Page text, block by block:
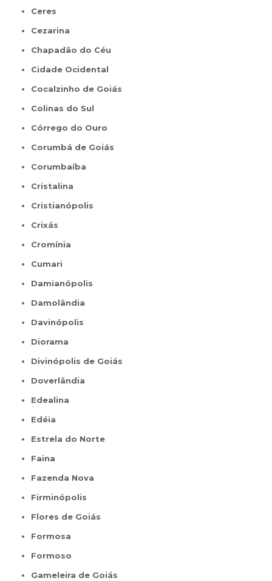
Ceres
Cezarina
Chapadão do Céu
Cidade Ocidental
Cocalzinho de Goiás
Colinas do Sul
Córrego do Ouro
Corumbá de Goiás
Corumbaíba
Cristalina
Cristianópolis
Crixás
Cromínia
Cumari
Damianópolis
Damolândia
Davinópolis
Diorama
Divinópolis de Goiás
Doverlândia
Edealina
Edéia
Estrela do Norte
Faina
Fazenda Nova
Firminópolis
Flores de Goiás
Formosa
Formoso
Gameleira de Goiás